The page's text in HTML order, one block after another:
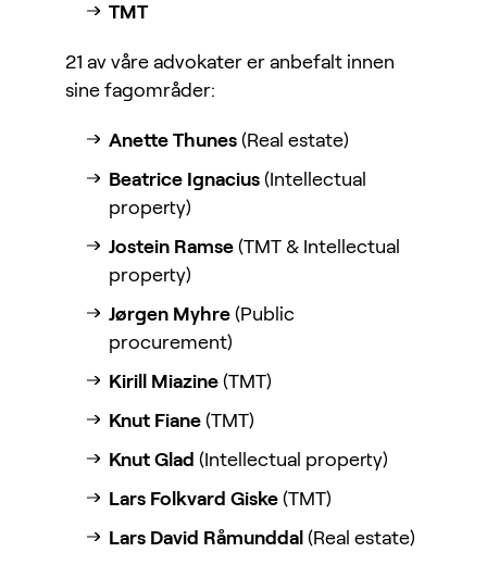
TMT
21 av våre advokater er anbefalt innen
sine fagområder:
Anette Thunes (Real estate)
Beatrice Ignacius (Intellectual
property)
Jostein Ramse (TMT & Intellectual
property)
Jørgen Myhre (Public
procurement)
Kirill Miazine (TMT)
Knut Fiane (TMT)
Knut Glad (Intellectual property)
Lars Folkvard Giske (TMT)
Lars David Råmunddal (Real estate)